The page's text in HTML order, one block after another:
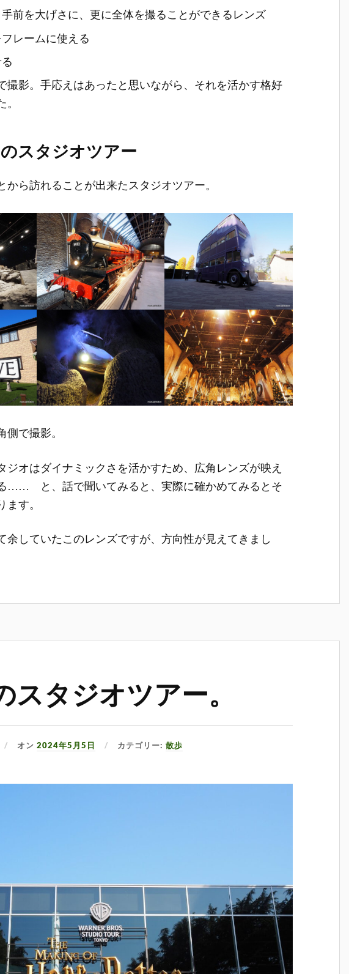
前を大げさに、更に全体を撮ることができるレンズ
レームに使える
撮影。手応えはあったと思いながら、それを活かす格好
スタジオツアー
から訪れることが出来たスタジオツアー。
側で撮影。
ジオはダイナミックさを活かすため、広角レンズが映え
…… と、話で聞いてみると、実際に確かめてみるとそ
ます。
余していたこのレンズですが、方向性が見えてきまし
スタジオツアー。
オン2024年5月5日 カテゴリー:散歩